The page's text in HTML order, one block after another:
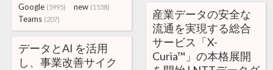
Google (5995) new (1538)
Teams (207)
産業データの安全な
流通を実現する総合
サービス「X-
Curia™」の本格展開
データとAI を活用
し、事業改善サイク